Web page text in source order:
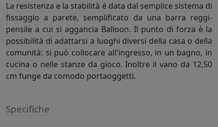
La resistenza e la stabilità è data dal semplice sistema di
fissaggio a parete, semplificato da una barra reggi-
pensile a cui si aggancia Balloon. Il punto di forza è la
possibilità di adattarsi a luoghi diversi della casa o della
comunità: si può collocare all'ingresso, in un bagno, in
cucina o nelle stanze da gioco. Inoltre il vano da 12,50
cm funge da comodo portaoggetti.
Specifiche